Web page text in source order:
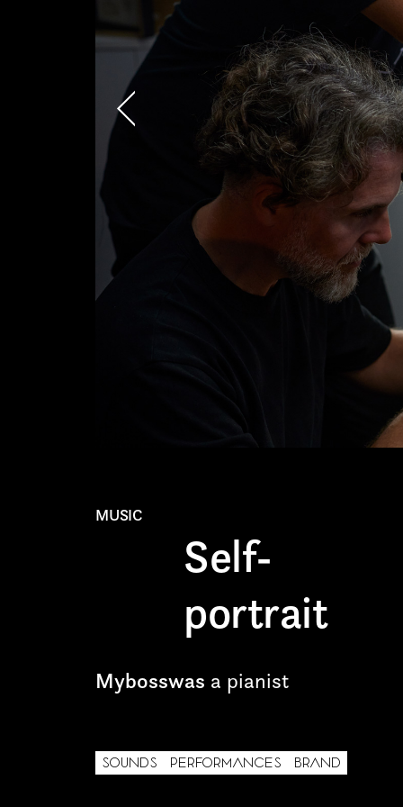
MUSIC
Self-
portrait
Mybosswas a pianist
SOUNDS PERFORMANCES BRAND
AREA OF INTEREST*
Graphic Design
Video post production
Video production
Still photography
Video photography
Authorial projects
TYPE OF
Internship
Project partner
First name*